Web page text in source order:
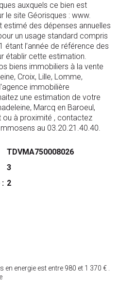
auxquels ce bien est
le site Géorisques : www.
des dépenses annuelles
un usage standard compris
étant l’année de référence des
établir cette estimation.
biens immobiliers à la vente
Croix, Lille, Lomme,
immobilière
une estimation de votre
Marcq en Baroeul,
ou à proximité , contactez
au 03.20.21.40.40.
TDVMA750008026
3
: 2
energie est entre 980 et 1 370 € .